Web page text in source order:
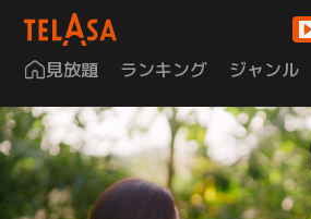
見放題 ランキング ジャンル